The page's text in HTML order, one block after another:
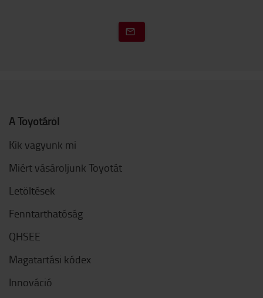
A Toyotáról
Kik vagyunk mi
Miért vásároljunk Toyotát
Letöltések
Fenntarthatóság
QHSEE
Magatartási kódex
Innováció